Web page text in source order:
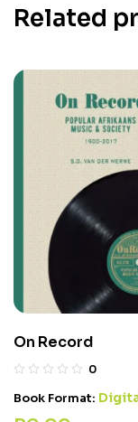
Related
On Record
0
Book Format: